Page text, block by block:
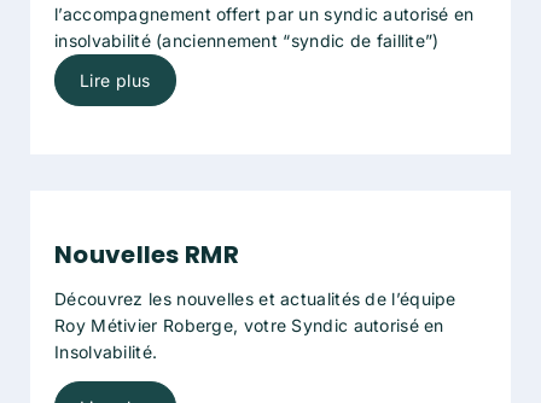
l’accompagnement offert par un syndic autorisé en
insolvabilité(anciennement “syndic de faillite”)
Lire plus
Nouvelles RMR
Découvrez les nouvelles et actualités de l’équipe
Roy Métivier Roberge, votre Syndic autorisé en
Insolvabilité.